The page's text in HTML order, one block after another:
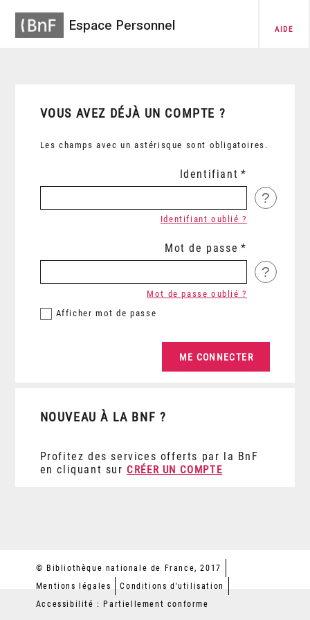
Espace Personnel AIDE
VOUS AVEZ DÉJÀ UN COMPTE ?
Les champs avec un astérisque sont obligatoires.
Identifiant
?
Identifiant oublié ?
Mot de passe
?
Afficher mot de passe
Mot de passe oublié ?
NOUVEAU À LA BNF ?
Profitez des services offerts par la BnF
en cliquant sur CRÉER UN COMPTE
© Bibliothèque nationale de France, 2017
Mentions légales
Conditions d'utilisation
Accessibilité : Partiellement conforme